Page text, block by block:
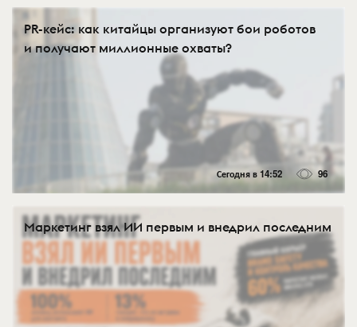
PR-кейс: как китайцы организуют бои роботов
и получают миллионные охваты?
Сегодня в 14:52 96
Маркетинг взял ИИ первым и внедрил последним